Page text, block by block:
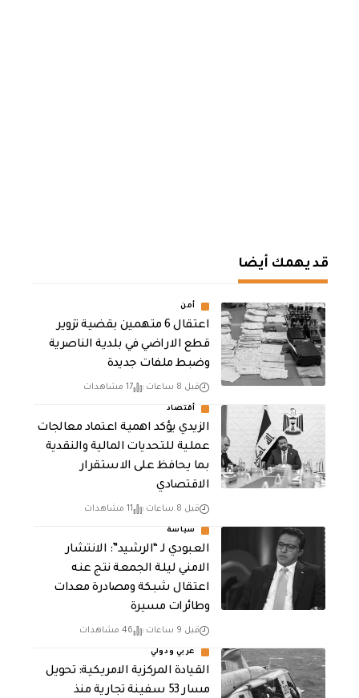
قد يهمك أيضا
أمن
اعتقال 6 متهمين بقضية تزوير
قطع الاراضي في بلدية الناصرية
وضبط ملفات جديدة
قبل 8 ساعات 17 مشاهدات
أقتصاد
الزيدي يؤكد اهمية اعتماد معالجات
عملية للتحديات المالية والنقدية
بما يحافظ على الاستقرار
الاقتصادي
قبل 8 ساعات 11 مشاهدات
سياسة
العبودي لـ “الرشيد”: الانتشار
الامني ليلة الجمعة نتج عنه
اعتقال شبكة ومصادرة معدات
وطائرات مسيرة
قبل 9 ساعات 46 مشاهدات
عربي ودولي
القيادة المركزية الامريكية: تحويل
مسار 53 سفينة تجارية منذ